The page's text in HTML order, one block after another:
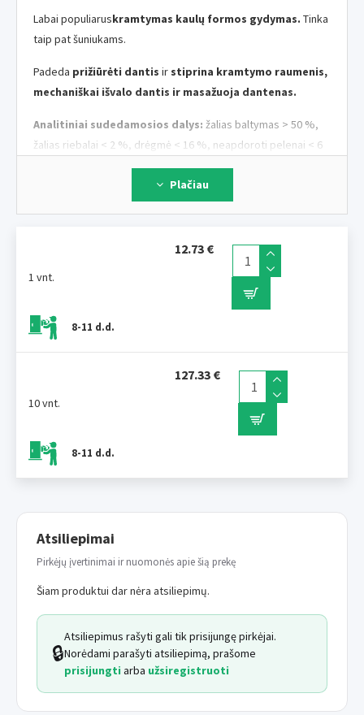
1 vnt.
8-11 d.d.
12.73 €
10 vnt.
8-11 d.d.
127.33 €
Labai populiaruskramtymas kaulų formos gydymas. Tinka
taip pat šuniukams.
Padeda prižiūrėti dantis ir stiprina kramtymo raumenis,
mechaniškai išvalo dantis ir masažuoja dantenas.
Analitiniai sudedamosios dalys: žalias baltymas > 50 %,
žalias riebalai < 2 %, drėgmė < 16 %, neapdoroti pelenai < 6
%, pluoštas < 2 %. Sudėtyje yra maistinis dažiklis.
Plačiau
Atsiliepimai
Pirkėjų įvertinimai ir nuomonės apie šią prekę
Šiam produktui dar nėra atsiliepimų.
🔒
Atsiliepimus rašyti gali tik prisijungę pirkėjai.
Norėdami parašyti atsiliepimą, prašome
prisijungti arba užsiregistruoti